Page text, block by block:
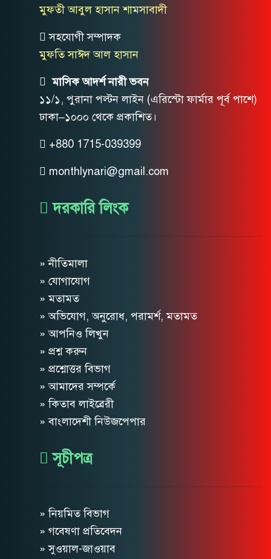
মুফতী আবুল হাসান শামসাবাদী
সহযোগী সম্পাদক
মুফতি সাঈদ আল হাসান
মাসিক আদর্শ নারী ভবন
১১/১, পুরানা পল্টন লাইন (এরিস্টো ফার্মার পূর্ব পাশে)
ঢাকা–১০০০ থেকে প্রকাশিত।
+880 1715-039399
monthlynari@gmail.com
দরকারি লিংক
» নীতিমালা
» যোগাযোগ
» মতামত
» অভিযোগ, অনুরোধ, পরামর্শ, মতামত
» আপনিও লিখুন
» প্রশ্ন করুন
» প্রশ্নোত্তর বিভাগ
» আমাদের সম্পর্কে
» কিতাব লাইব্রেরী
» বাংলাদেশী নিউজপেপার
সূচীপত্র
» নিয়মিত বিভাগ
» গবেষণা প্রতিবেদন
» সুওয়াল-জাওয়াব